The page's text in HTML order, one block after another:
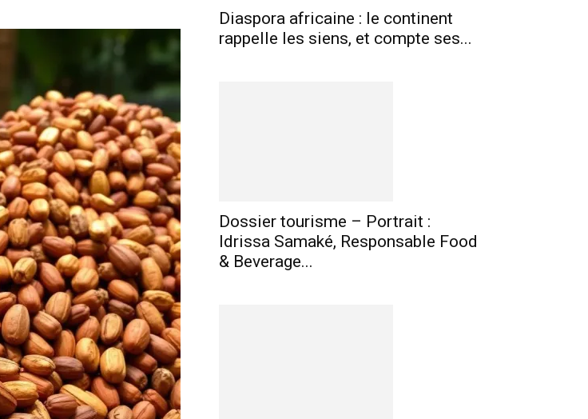
Diaspora africaine : le continent
rappelle les siens, et compte ses...
Dossier tourisme – Portrait :
Idrissa Samaké, Responsable Food
& Beverage...